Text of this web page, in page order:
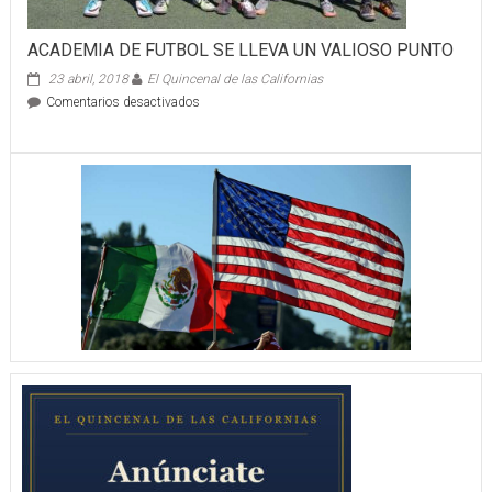
ACADEMIA DE FUTBOL SE LLEVA UN VALIOSO PUNTO
23 abril, 2018
El Quincenal de las Californias
Comentarios desactivadosen
SE
LLEVA
VALIOSO
PUNTO